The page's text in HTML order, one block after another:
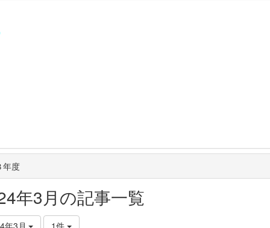
年度
年3月の記事一覧
年3月 1件